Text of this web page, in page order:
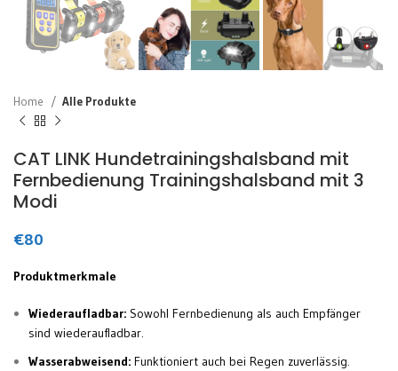
Home Alle Produkte
CAT LINK Hundetrainingshalsband mit
Fernbedienung Trainingshalsband mit 3
Modi
€80
Produktmerkmale
Wiederaufladbar: Sowohl Fernbedienung als auch Empfänger
sind wiederaufladbar.
Wasserabweisend: Funktioniert auch bei Regen zuverlässig.